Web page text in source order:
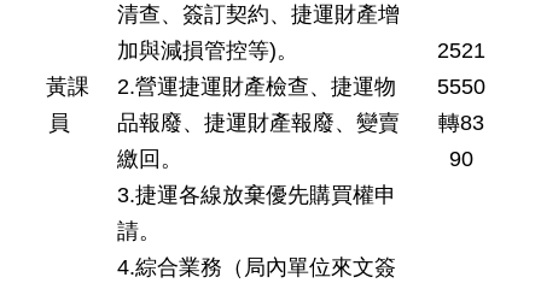
黃課
員
清查、簽訂契約、捷運財產增
加與減損管控等)。
2.營運捷運財產檢查、捷運物
品報廢、捷運財產報廢、變賣
繳回。
3.捷運各線放棄優先購買權申
請。
4.綜合業務（局內單位來文簽
2521
5550
轉83
90